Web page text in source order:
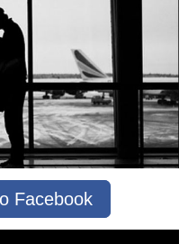
Facebook